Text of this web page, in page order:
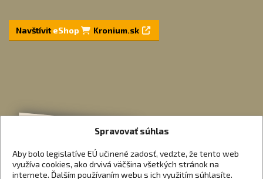
Spravovať súhlas
Aby bolo legislatíve EÚ učinené zadosť, vedzte, že tento web
využíva cookies, ako drvivá väčšina všetkých stránok na
internete. Ďalším používaním webu s ich využitím súhlasíte.
NavštíviteShop Kronium.sk